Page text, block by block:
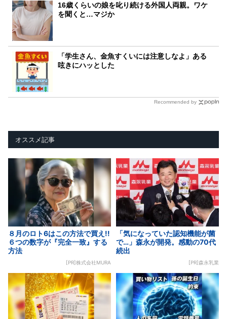
16歳くらいの娘を叱り続ける外国人両親。ワケ
を聞くと…マジか
「学生さん、金魚すくいには注意しなよ」ある
呟きにハッとした
Recommended by
オススメ記事
８月のロト6はこの方法で買え!!
６つの数字が『完全一致』する
方法
[PR]株式会社MURA
「気になっていた認知機能が菌
で…」森永が開発。感動の70代
続出
[PR]森永乳業